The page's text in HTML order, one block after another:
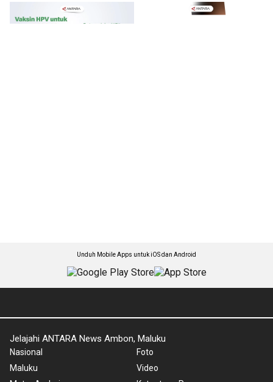
Unduh Mobile Apps untuk iOS dan Android
Jelajahi ANTARA News Ambon, Maluku
Nasional
Maluku
Foto
Video